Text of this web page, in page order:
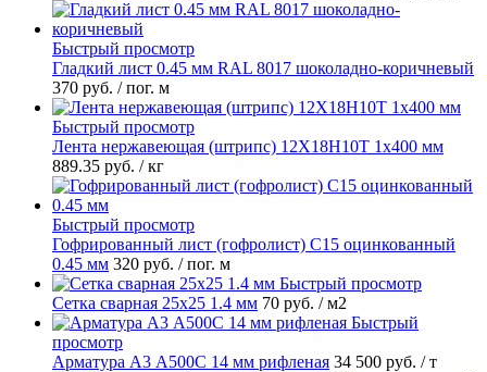
Быстрый просмотр
Гладкий лист 0.45 мм RAL 8017 шоколадно-коричневый
370 руб. / пог. м
Быстрый просмотр
Лента нержавеющая (штрипс) 12Х18Н10Т 1х400 мм
889.35 руб. / кг
Быстрый просмотр
Гофрированный лист (гофролист) С15 оцинкованный
0.45 мм 320 руб. / пог. м
Быстрый просмотр
Сетка сварная 25х25 1.4 мм 70 руб. / м2
Быстрый
просмотр
Арматура А3 А500С 14 мм рифленая 34 500 руб. / т